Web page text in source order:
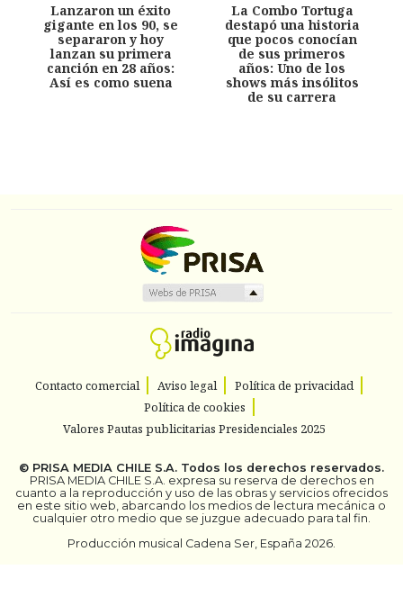
Lanzaron un éxito
gigante en los 90, se
separaron y hoy
lanzan su primera
canción en 28 años:
Así es como suena
La Combo Tortuga
destapó una historia
que pocos conocían
de sus primeros
años: Uno de los
shows más insólitos
de su carrera
Contacto comercial Aviso legal
Política de privacidad
Política de cookies
Valores Pautas publicitarias Presidenciales 2025
© PRISA MEDIA CHILE S.A. Todos los derechos reservados.
PRISA MEDIA CHILE S.A. expresa su reserva de derechos en
cuanto a la reproducción y uso de las obras y servicios ofrecidos
en este sitio web, abarcando los medios de lectura mecánica o
cualquier otro medio que se juzgue adecuado para tal fin.
Producción musical Cadena Ser, España 2026.